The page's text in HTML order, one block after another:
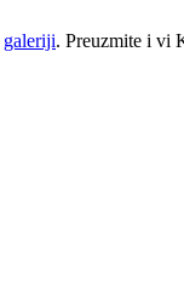
galeriji. Preuzmite i vi